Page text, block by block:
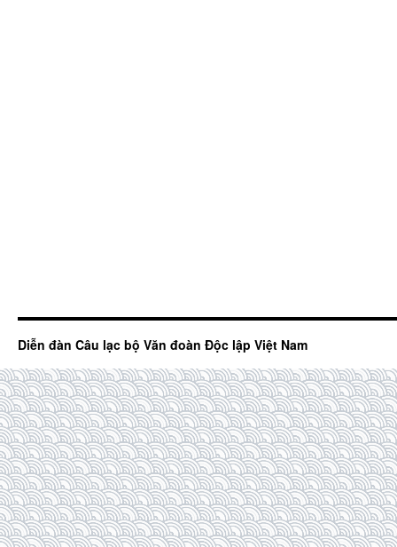
Diễn đàn Câu lạc bộ Văn đoàn Độc lập Việt Nam